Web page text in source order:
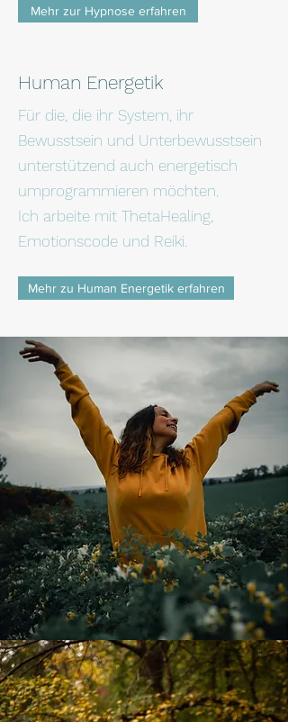
Mehr zur Hypnose erfahren
Human Energetik
Für die, die ihr System, ihr
Bewusstsein und Unterbewusstsein
unterstützend auch energetisch
umprogrammieren möchten.
Ich arbeite mit ThetaHealing,
Emotionscode und Reiki.
Mehr zu Human Energetik erfahren